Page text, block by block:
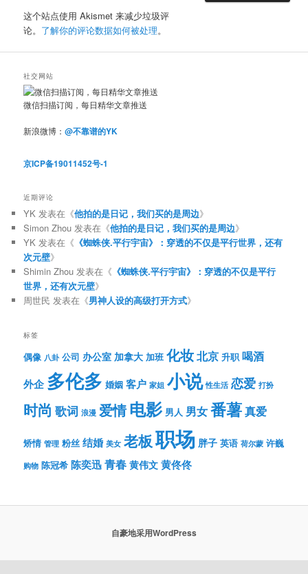
这个站点使用 Akismet 来减少垃圾评
论。 了解你的评论数据如何被处理。
社交网站
微信扫描订阅，每日精华文章推送
新浪微博：@不靠谱的YK
京ICP备19011452号-1
近期评论
YK 发表在《他拍的是日记，我们买的是周边》
Simon Zhou 发表在《他拍的是日记，我们买的是周边》
YK 发表在《 《蜘蛛侠.平行宇宙》：穿透的不仅是平行世界，还有
次元壁》
Shimin Zhou 发表在《 《蜘蛛侠.平行宇宙》：穿透的不仅是平行
世界，还有次元壁》
周世民 发表在《男神人设的高级打开方式》
标签
偶像 八卦 公司 办公室 加拿大 加班 化妆北京 升职 喝酒
外企 多伦多 婚姻 客户 家姐 小说 性生活 恋爱 打扮
时尚 歌词 浪漫 爱情电影 男人 男女番薯真爱
矫情 管理 粉丝 结婚 美女 老板职场 胖子 英语 荷尔蒙 许巍
购物 陈冠希 陈奕迅 青春 黄伟文 黄佟佟
自豪地采用WordPress